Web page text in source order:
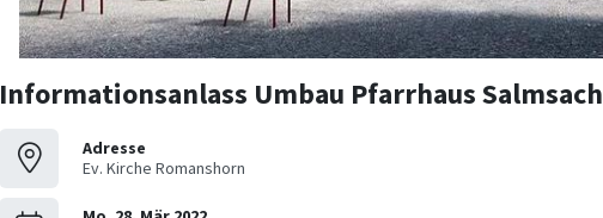
Informationsanlass Umbau Pfarrhaus Salmsach
Adresse
Ev. Kirche Romanshorn